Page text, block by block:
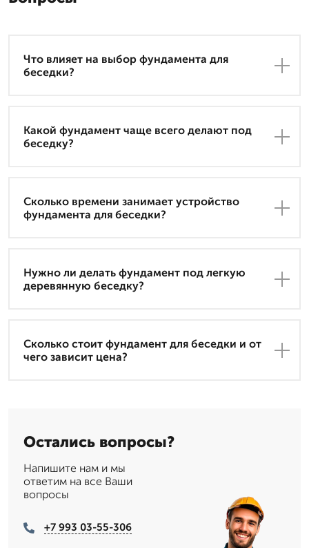
Что влияет на выбор фундамента для
беседки?
Какой фундамент чаще всего делают под
беседку?
Сколько времени занимает устройство
фундамента для беседки?
Нужно ли делать фундамент под легкую
деревянную беседку?
Сколько стоит фундамент для беседки и от
чего зависит цена?
Остались вопросы?
Напишите нам и мы
ответим на все Ваши
вопросы
+7 993 03-55-306